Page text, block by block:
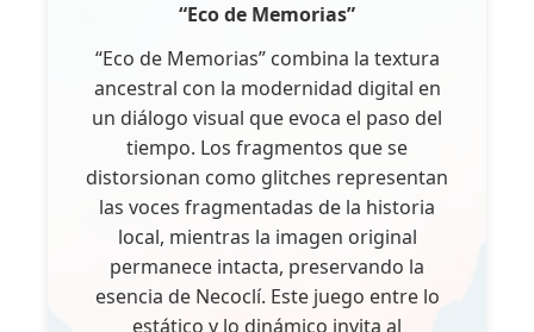
“Eco de Memorias”
“Eco de Memorias” combina la textura
ancestral con la modernidad digital en
un diálogo visual que evoca el paso del
tiempo. Los fragmentos que se
distorsionan como glitches representan
las voces fragmentadas de la historia
local, mientras la imagen original
permanece intacta, preservando la
esencia de Necoclí. Este juego entre lo
estático y lo dinámico invita al